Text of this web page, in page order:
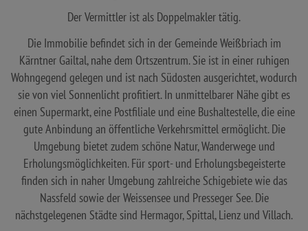
Der Vermittler ist als Doppelmakler tätig.
Die Immobilie befindet sich in der Gemeinde Weißbriach im
Kärntner Gailtal, nahe dem Ortszentrum. Sie ist in einer ruhigen
Wohngegend gelegen und ist nach Südosten ausgerichtet, wodurch
sie von viel Sonnenlicht profitiert. In unmittelbarer Nähe gibt es
einen Supermarkt, eine Postfiliale und eine Bushaltestelle, die eine
gute Anbindung an öffentliche Verkehrsmittel ermöglicht. Die
Umgebung bietet zudem schöne Natur, Wanderwege und
Erholungsmöglichkeiten. Für sport- und Erholungsbegeisterte
finden sich in naher Umgebung zahlreiche Schigebiete wie das
Nassfeld sowie der Weissensee und Presseger See. Die
nächstgelegenen Städte sind Hermagor, Spittal, Lienz und Villach.